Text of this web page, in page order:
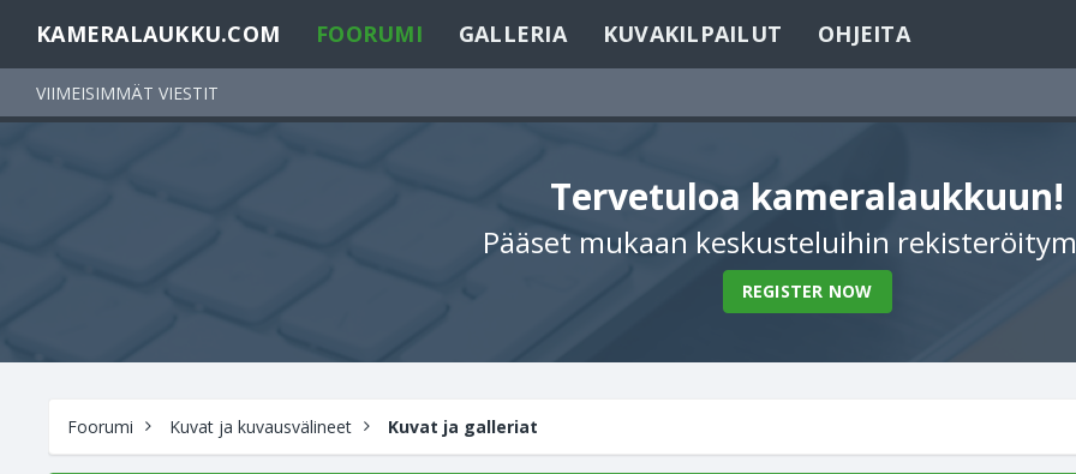
KAMERALAUKKU.COM FOORUMI
VIIMEISIMMÄT VIESTIT
GALLERIA KUVAKILPAILUT OHJEITA
Tervetuloa kameralaukkuun!
Pääset mukaan keskusteluihin
REGISTER NOW
Foorumi Kuvat ja kuvausvälineet Kuvat ja galleriat